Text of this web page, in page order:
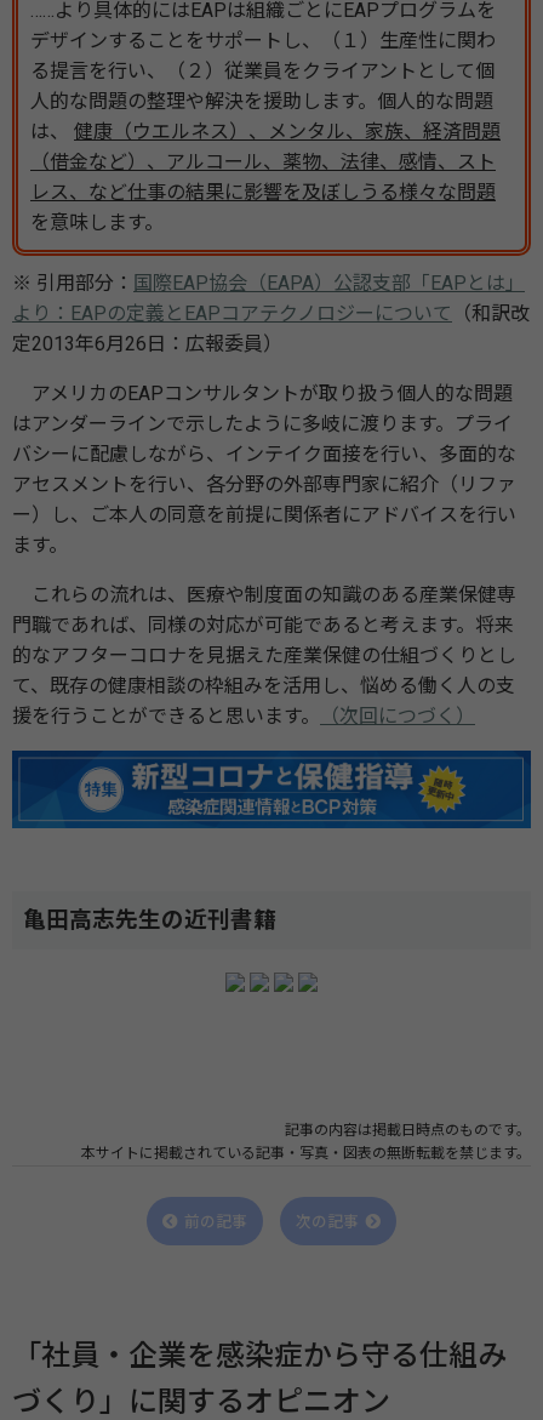
……より具体的にはEAPは組織ごとにEAPプログラムを
デザインすることをサポートし、（１）生産性に関わ
る提言を行い、（２）従業員をクライアントとして個
人的な問題の整理や解決を援助します。個人的な問題
は、 健康（ウエルネス）、メンタル、家族、経済問題
（借金など）、アルコール、薬物、法律、感情、スト
レス、など仕事の結果に影響を及ぼしうる様々な問題
を意味します。
※ 引用部分： 国際EAP協会（EAPA）公認支部「EAPとは」
より：EAPの定義とEAPコアテクノロジーについて
（和訳改
定2013年6月26日：広報委員）
アメリカのEAPコンサルタントが取り扱う個人的な問題
はアンダーラインで示したように多岐に渡ります。プライ
バシーに配慮しながら、インテイク面接を行い、多面的な
アセスメントを行い、各分野の外部専門家に紹介（リファ
ー）し、ご本人の同意を前提に関係者にアドバイスを行い
ます。
これらの流れは、医療や制度面の知識のある産業保健専
門職であれば、同様の対応が可能であると考えます。将来
的なアフターコロナを見据えた産業保健の仕組づくりとし
て、既存の健康相談の枠組みを活用し、悩める働く人の支
援を行うことができると思います。
（次回につづく）
亀田高志先生の近刊書籍
記事の内容は掲載日時点のものです。
本サイトに掲載されている記事・写真・図表の無断転載を禁じます。
前の記事 次の記事
「社員・企業を感染症から守る仕組み
づくり」に関するオピニオン